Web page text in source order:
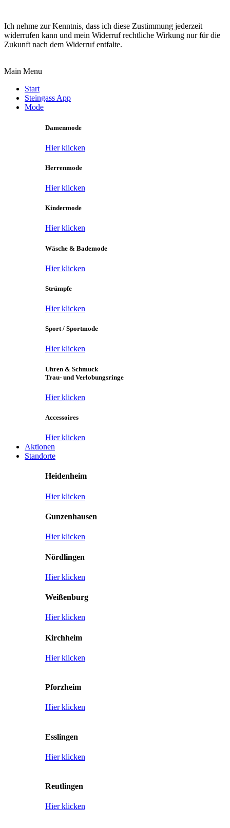
Ich nehme zur Kenntnis, dass ich diese Zustimmung jederzeit
widerrufen kann und mein Widerruf rechtliche Wirkung nur für die
Zukunft nach dem Widerruf entfalte.
Main Menu
Start
Steingass App
Mode
Damenmode
Hier klicken
Herrenmode
Hier klicken
Kindermode
Hier klicken
Wäsche & Bademode
Hier klicken
Strümpfe
Hier klicken
Sport / Sportmode
Hier klicken
Uhren & Schmuck
Trau- und Verlobungsringe
Hier klicken
Accessoires
Hier klicken
Aktionen
Standorte
Heidenheim
Hier klicken
Gunzenhausen
Hier klicken
Nördlingen
Hier klicken
Weißenburg
Hier klicken
Kirchheim
Hier klicken
Pforzheim
Hier klicken
Esslingen
Hier klicken
Reutlingen
Hier klicken